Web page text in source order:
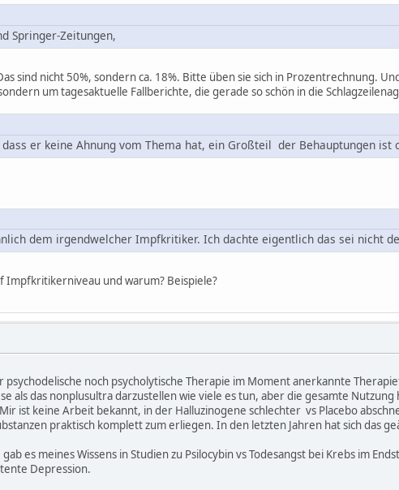
Springer-Zeitungen,
sind nicht 50%, sondern ca. 18%. Bitte üben sie sich in Prozentrechnung.
um tagesaktuelle Fallberichte, die gerade so schön in die
er keine Ahnung vom Thema hat, ein Großteil der Behauptungen ist
dem irgendwelcher Impfkritiker. Ich dachte eigentlich das sei nicht
Impfkritikerniveau und warum? Beispiele?
psychodelische noch psycholytische Therapie im Moment anerkannte
als das nonplusultra darzustellen wie viele es tun, aber die gesamte
ist keine Arbeit bekannt, in der Halluzinogene schlechter vs Placebo
praktisch komplett zum erliegen. In den letzten Jahren hat sich das
es meines Wissens in Studien zu Psilocybin vs Todesangst bei Krebs im
Depression.